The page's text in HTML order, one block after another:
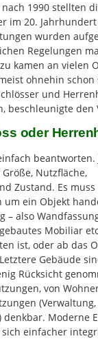
1990 stellten
im 20.
wurden
Regelungen
kamen an vielen
ohnehin
und
beschleunigte den
oder
beantworten.
Nutzfläche,
Zustand. Es muss
ein Objekt
– also
Mobiliar
ist, oder ab das
Gebäude
Rücksicht
von
(Verwaltung,
Moderne
einfacher